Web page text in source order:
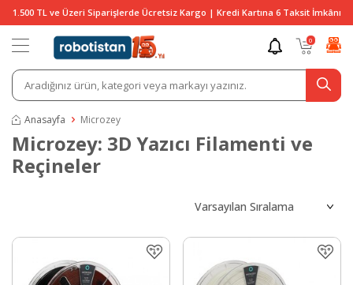
1.500 TL ve Üzeri Siparişlerde Ücretsiz Kargo | Kredi Kartına 6 Taksit İmkânı
0
Anasayfa Microzey
Microzey: 3D Yazıcı Filamenti ve
Reçineler